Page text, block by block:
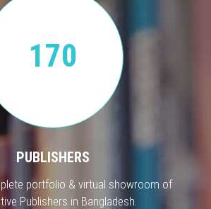
170
PUBLISHERS
portfolio & virtual showroom of
Publishers in Bangladesh.